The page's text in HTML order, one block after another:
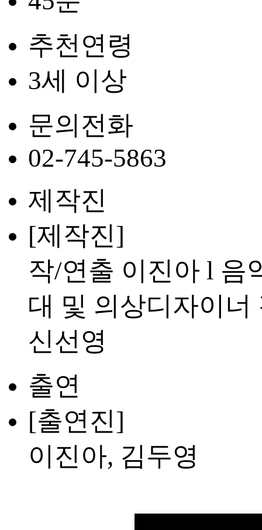
추천연령
3세 이상
문의전화
02-745-5863
제작진
[제작진]
작/연출 이진아 l 음
대 및 의상디자이
신선영
출연
[출연진]
이진아, 김두영